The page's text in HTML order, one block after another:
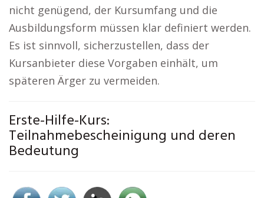
nicht genügend, der Kursumfang und die
Ausbildungsform müssen klar definiert werden.
Es ist sinnvoll, sicherzustellen, dass der
Kursanbieter diese Vorgaben einhält, um
späteren Ärger zu vermeiden.
Erste-Hilfe-Kurs:
Teilnahmebescheinigung und deren
Bedeutung